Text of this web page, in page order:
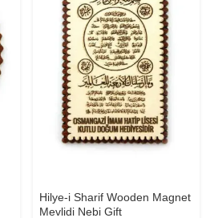
Hilye-i Sharif Wooden Magnet
Mevlidi Nebi Gift